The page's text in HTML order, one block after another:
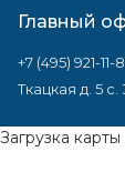
Главный
+7 (495) 921-11-
Ткацкая д. 5 с.
Загрузка карты